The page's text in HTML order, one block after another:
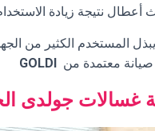
أعطال نتيجة زيادة
المستخدم الكثير من
صيانة معتمدة من GOLDI
غسالات جولدى